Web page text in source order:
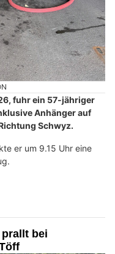
fuhr ein 57-jähriger
Anhänger auf
Schwyz.
er um 9.15 Uhr eine
bei